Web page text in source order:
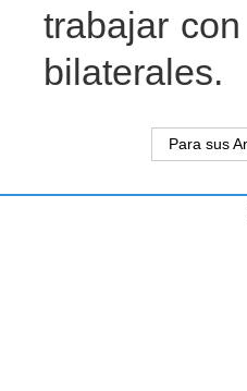
trabajar
bilaterales.
Para sus